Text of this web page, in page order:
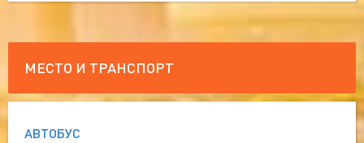
МЕСТО И ТРАНСПОРТ
АВТОБУС